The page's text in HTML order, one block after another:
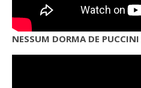
NESSUM DORMA DE PUCCINI